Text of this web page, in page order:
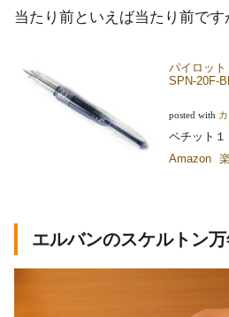
当たり前といえば当たり前です
パイロッ
SPN-20F-
posted with
ペチット１
Amazon
エルバンのスケルトン